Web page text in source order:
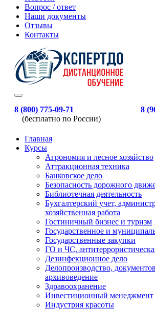
Вопрос / ответ
Наши документы
Отзывы
Контакты
8 (800) 775-09-71
(бесплатно по России)
8
Главная
Курсы
Агрономия и лесное хозяйство
Аттракционная техника
Банковское дело
Безопасность дорожного
Библиотечная деятельность
Бухгалтерский учет,
хозяйственная работа
Гостиничный бизнес и туризм
Государственное и
Государственные закупки
ГО и ЧС,
Дезинфекционное дело
Делопроизводство,
архивоведение
Здравоохранение
Инвестиционный менеджмент
Индустрия красоты